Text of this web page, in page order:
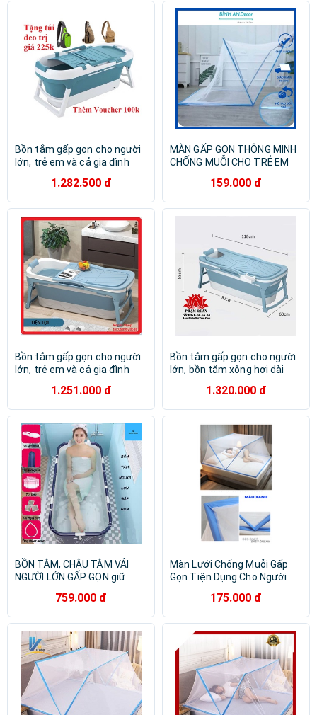
Bồn tắm gấp gọn cho người
lớn, trẻ em và cả gia đình
1.282.500 đ
MÀN GẤP GỌN THÔNG MINH
CHỐNG MUỖI CHO TRẺ EM
159.000 đ
Bồn tắm gấp gọn cho người
lớn, trẻ em và cả gia đình
1.251.000 đ
Bồn tắm gấp gọn cho người
lớn, bồn tắm xông hơi dài
1.320.000 đ
BỒN TẮM, CHẬU TẮM VẢI
NGƯỜI LỚN GẤP GỌN giữ
lớn, chất liệu an toàn -
LB146211
759.000 đ
Màn Lưới Chống Muỗi Gấp
Gọn Tiện Dụng Cho Người
Gấp Gọn Thông Minh
175.000 đ